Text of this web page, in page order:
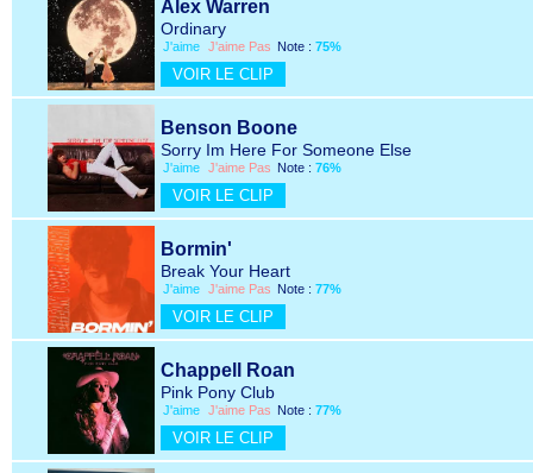
Alex Warren
Ordinary
J'aime J'aime Pas Note : 75%
VOIR LE CLIP
Benson Boone
Sorry Im Here For Someone Else
J'aime J'aime Pas Note : 76%
VOIR LE CLIP
Bormin'
Break Your Heart
J'aime J'aime Pas Note : 77%
VOIR LE CLIP
Chappell Roan
Pink Pony Club
J'aime J'aime Pas Note : 77%
VOIR LE CLIP